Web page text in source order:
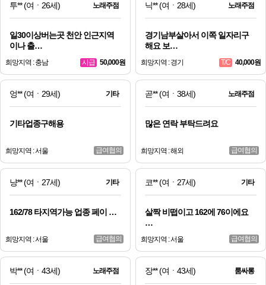
투**(여ㆍ26세) 노래주점
일30이상버는곳 천안 인근지역
이나 출…
희망지역 : 충남 시급 50,000원
닉**(여ㆍ28세) 노래주점
경기남부살아서 이쪽 일자리구
해요 보…
희망지역 : 경기 T/C 40,000원
엉**(여ㆍ29세) 기타
기타업종구해용
희망지역 : 서울 급여협의
곧**(여ㆍ38세) 노래주점
많은 연락 부탁드려요
희망지역 : 해외 급여협의
냥**(여ㆍ27세) 기타
162/78 타지역가능 업종 페이 …
희망지역 : 서울 급여협의
코**(여ㆍ27세) 기타
살짝 비떱이고 162에 76이에요
…
희망지역 : 서울 급여협의
박**(여ㆍ43세) 노래주점 장**(여ㆍ43세) 룸싸롱